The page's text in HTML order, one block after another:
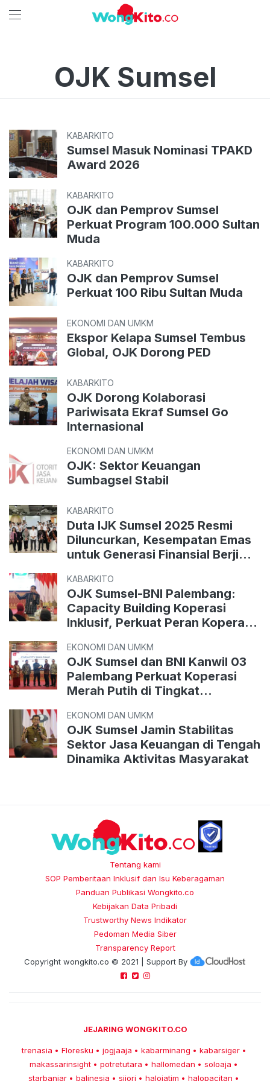
OJK Sumsel
KABARKITO
Sumsel Masuk Nominasi TPAKD
Award 2026
KABARKITO
OJK dan Pemprov Sumsel
Perkuat Program 100.000 Sultan
Muda
KABARKITO
OJK dan Pemprov Sumsel
Perkuat 100 Ribu Sultan Muda
EKONOMI DAN UMKM
Ekspor Kelapa Sumsel Tembus
Global, OJK Dorong PED
KABARKITO
OJK Dorong Kolaborasi
Pariwisata Ekraf Sumsel Go
Internasional
EKONOMI DAN UMKM
OJK: Sektor Keuangan
Sumbagsel Stabil
KABARKITO
Duta IJK Sumsel 2025 Resmi
Diluncurkan, Kesempatan Emas
untuk Generasi Finansial Berjiwa
KABARKITO
OJK Sumsel-BNI Palembang:
Capacity Building Koperasi
Inklusif, Perkuat Peran Koperasi
Kelurahan Palembang
EKONOMI DAN UMKM
OJK Sumsel dan BNI Kanwil 03
Palembang Perkuat Koperasi
Merah Putih di Tingkat
EKONOMI DAN UMKM
OJK Sumsel Jamin Stabilitas
Sektor Jasa Keuangan di Tengah
Dinamika Aktivitas Masyarakat
Tentang kami
SOP Pemberitaan Inklusif dan Isu Keberagaman
Panduan Publikasi Wongkito.co
Kebijakan Data Pribadi
Trustworthy News Indikator
Pedoman Media Siber
Transparency Report
Copyright wongkito.co © 2021 | Support By
JEJARING WONGKITO.CO
trenasia • Floresku • jogjaaja • kabarminang • kabarsiger •
makassarinsight • potretutara • hallomedan • soloaja •
starbanjar • balinesia • sijori • halojatim • halopacitan •